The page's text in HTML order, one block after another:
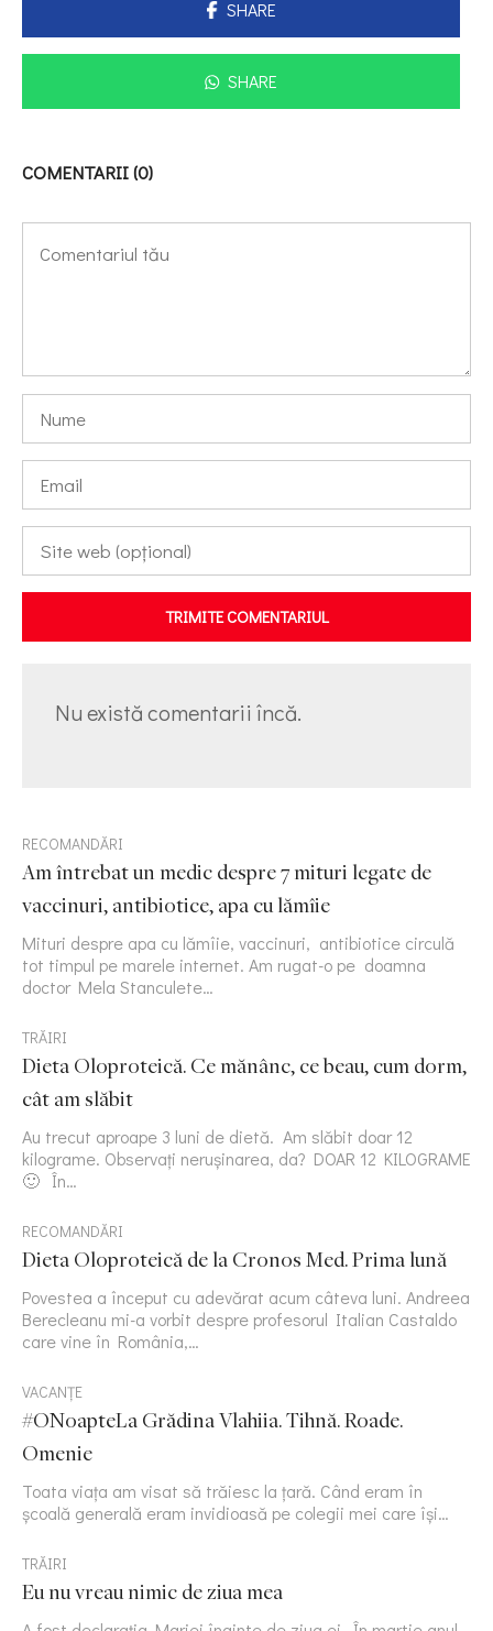
SHARE
SHARE
COMENTARII (0)
TRIMITE COMENTARIUL
Nu există comentarii încă.
RECOMANDĂRI
Am întrebat un medic despre 7 mituri legate de
vaccinuri, antibiotice, apa cu lămîie
Mituri despre apa cu lămîie, vaccinuri, antibiotice circulă
tot timpul pe marele internet. Am rugat-o pe doamna
doctor Mela Stanculete…
TRĂIRI
Dieta Oloproteică. Ce mănânc, ce beau, cum dorm,
cât am slăbit
Au trecut aproape 3 luni de dietă. Am slăbit doar 12
kilograme. Observați nerușinarea, da? DOAR 12 KILOGRAME
🙂 În…
RECOMANDĂRI
Dieta Oloproteică de la Cronos Med. Prima lună
Povestea a început cu adevărat acum câteva luni. Andreea
Berecleanu mi-a vorbit despre profesorul Italian Castaldo
care vine în România,…
VACANȚE
#ONoapteLa Grădina Vlahiia. Tihnă. Roade.
Omenie
Toata viața am visat să trăiesc la țară. Când eram în
școală generală eram invidioasă pe colegii mei care își…
TRĂIRI
Eu nu vreau nimic de ziua mea